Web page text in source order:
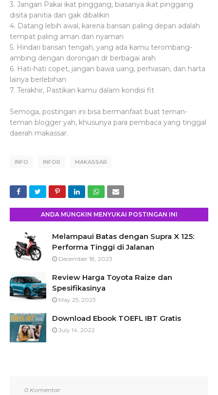
3. Jangan Pakai ikat pinggang, biasanya ikat pinggang
disita panitia dan gak dibalikin
4. Datang lebih awal, karena barisan paling depan adalah
tempat paling aman dan nyaman
5. Hindari barisan tengah, yang ada kamu terombang-
ambing dengan dorongan dr berbagai arah
6. Hati-hati copet, jangan bawa uang, perhiasan, dan harta
lainya berlebihan
7. Terakhir, Pastikan kamu dalam kondisi fit
Semoga, postingan ini bisa bermanfaat buat teman-
teman blogger yah, khusunya para pembaca yang tinggal
daerah makassar.
INFO INFOR MAKASSAR
ANDA MUNGKIN MENYUKAI POSTINGAN INI
Melampaui Batas dengan Supra X 125:
Performa Tinggi di Jalanan
December 18, 2023
Review Harga Toyota Raize dan
Spesifikasinya
May 25, 2023
Download Ebook TOEFL IBT Gratis
July 14, 2022
0 Komentar